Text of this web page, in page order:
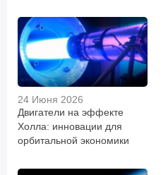
24 Июня 2026
Двигатели на эффекте
Холла: инновации для
орбитальной экономики